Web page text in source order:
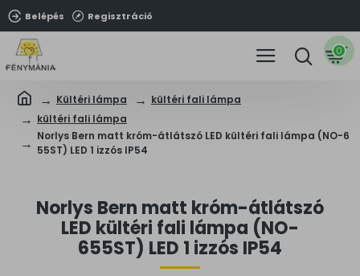
Belépés Regisztráció
0
Kültéri lámpa
kültéri fali lámpa
kültéri fali lámpa
Norlys Bern matt króm-átlátszó LED kültéri fali lámpa (NO-6
55ST) LED 1 izzós IP54
Norlys Bern matt króm-átlátszó
LED kültéri fali lámpa (NO-
655ST) LED 1 izzós IP54